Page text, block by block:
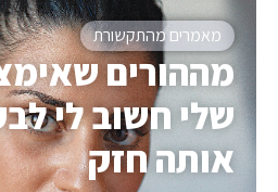
מאמרים מהתקשורת
מההורים
שלי חשוב לי
אותה חזק